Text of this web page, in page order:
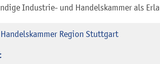
Industrie- und Handelskammer als
Region Stuttgart